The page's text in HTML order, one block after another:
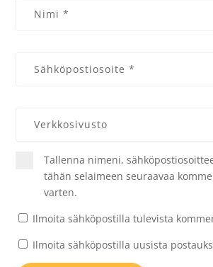
Tallenna nimeni,
tähän selaimeen seuraavaa
varten.
Ilmoita sähköpostilla tulevista
Ilmoita sähköpostilla uusista